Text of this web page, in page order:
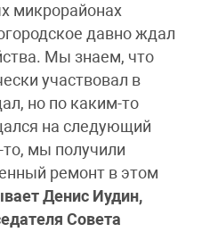
микрорайонах
давно ждал
Мы знаем, что
участвовал в
но по каким-то
на следующий
то, мы получили
ремонт в этом
Денис Иудин,
Совета